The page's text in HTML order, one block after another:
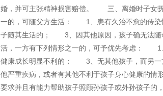
婚，并可主张精神损害赔偿。 三、离婚时子女
一的，可随父方生活： 1、患有久治不愈的传染
子随其生活的； 3、因其他原因，孩子确无法
活，一方有下列情形之一的，可予优先考虑： 1
健康成长明显不利的； 3、无其他孩子，而另一
他严重疾病，或者有其他不利于孩子身心健康的
要求并且有能力帮助孩子照顾孙孩子或外孙孩